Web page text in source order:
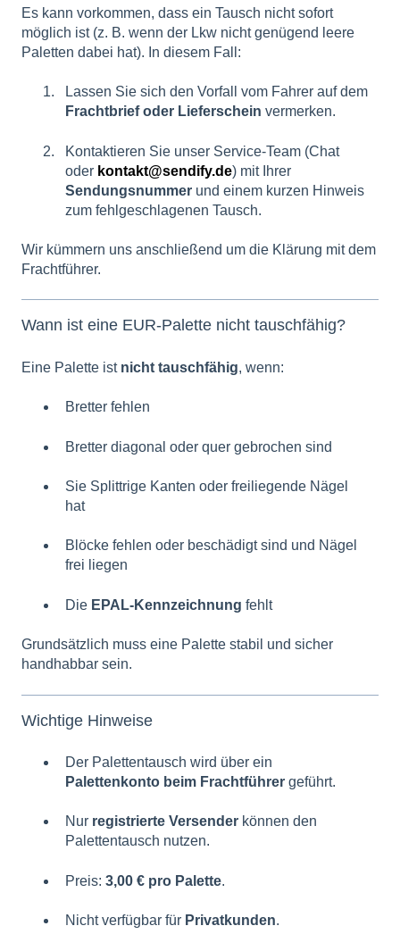
Es kann vorkommen, dass ein Tausch nicht sofort
möglich ist (z. B. wenn der Lkw nicht genügend leere
Paletten dabei hat). In diesem Fall:
Lassen Sie sich den Vorfall vom Fahrer auf dem
Frachtbrief oder Lieferschein vermerken.
Kontaktieren Sie unser Service-Team (Chat
oder kontakt@sendify.de) mit Ihrer
Sendungsnummer und einem kurzen Hinweis
zum fehlgeschlagenen Tausch.
Wir kümmern uns anschließend um die Klärung mit dem
Frachtführer.
Wann ist eine EUR-Palette nicht tauschfähig?
Eine Palette ist nicht tauschfähig, wenn:
Bretter fehlen
Bretter diagonal oder quer gebrochen sind
Sie Splittrige Kanten oder freiliegende Nägel
hat
Blöcke fehlen oder beschädigt sind und Nägel
frei liegen
Die EPAL-Kennzeichnung fehlt
Grundsätzlich muss eine Palette stabil und sicher
handhabbar sein.
Wichtige Hinweise
Der Palettentausch wird über ein
Palettenkonto beim Frachtführer geführt.
Nur registrierte Versender können den
Palettentausch nutzen.
Preis: 3,00 € pro Palette.
Nicht verfügbar für Privatkunden.